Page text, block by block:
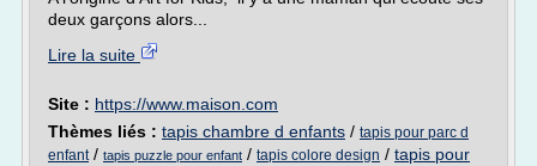
deux garçons alors...
Lire la suite
Site : https://www.maison.com
Thèmes liés : tapis chambre d enfants / tapis pour parc d
enfant/ tapis puzzle pour enfant / tapis colore design / tapis pour